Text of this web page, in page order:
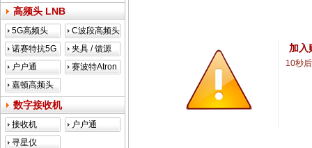
高频头 LNB
5G高频头
C波段高频头
诺赛特抗5G
夹具 / 馈源
户户通
赛波特Atron
嘉顿高频头
数字接收机
接收机
户户通
寻星仪
加入
10秒